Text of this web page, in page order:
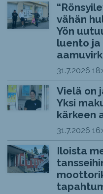
vähän
Yön
luento ja
31.7.2026
Vielä on
Yksi
kärkeen
31.7.2026
Iloista